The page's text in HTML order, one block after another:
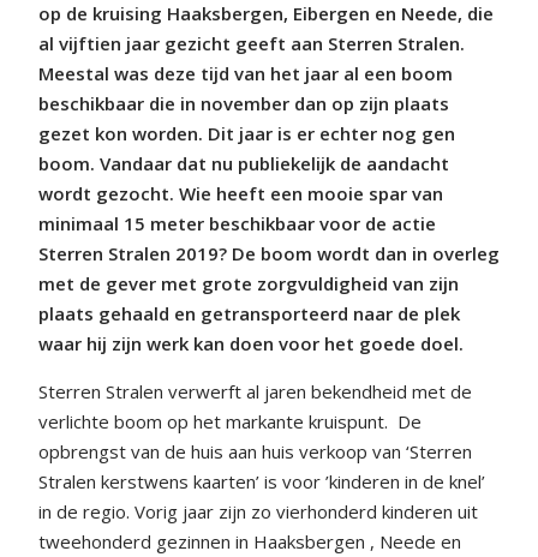
op de kruising Haaksbergen, Eibergen en Neede, die
al vijftien jaar gezicht geeft aan Sterren Stralen.
Meestal was deze tijd van het jaar al een boom
beschikbaar die in november dan op zijn plaats
gezet kon worden. Dit jaar is er echter nog gen
boom. Vandaar dat nu publiekelijk de aandacht
wordt gezocht. Wie heeft een mooie spar van
minimaal 15 meter beschikbaar voor de actie
Sterren Stralen 2019? De boom wordt dan in overleg
met de gever met grote zorgvuldigheid van zijn
plaats gehaald en getransporteerd naar de plek
waar hij zijn werk kan doen voor het goede doel.
Sterren Stralen verwerft al jaren bekendheid met de
verlichte boom op het markante kruispunt. De
opbrengst van de huis aan huis verkoop van ‘Sterren
Stralen kerstwens kaarten’ is voor ’kinderen in de knel’
in de regio. Vorig jaar zijn zo vierhonderd kinderen uit
tweehonderd gezinnen in Haaksbergen , Neede en